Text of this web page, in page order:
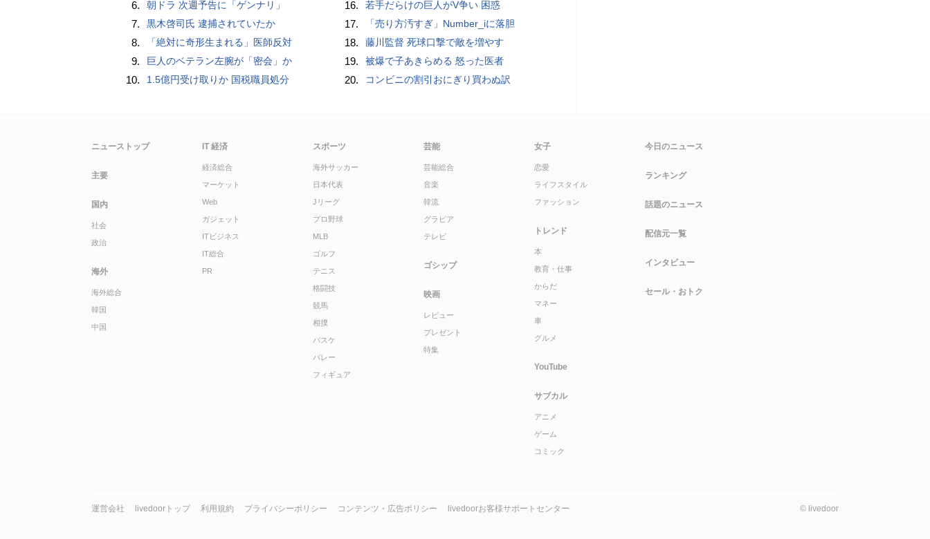
6. 朝ドラ 次週予告に「ゲンナリ」
7. 黒木啓司氏 逮捕されていたか
8. 「絶対に奇形生まれる」医師反対
9. 巨人のベテラン左腕が「密会」か
10. 1.5億円受け取りか 国税職員処分
16. 若手だらけの巨人がV争い 困惑
17. 「売り方汚すぎ」Number_iに落胆
18. 藤川監督 死球口撃で敵を増やす
19. 被爆で子あきらめる 怒った医者
20. コンビニの割引おにぎり買わぬ訳
ニューストップ
主要
国内
社会
政治
海外
海外総合
韓国
中国
IT 経済
経済総合
マーケット
Web
ガジェット
ITビジネス
IT総合
PR
スポーツ
海外サッカー
日本代表
Jリーグ
プロ野球
MLB
ゴルフ
テニス
格闘技
競馬
相撲
バスケ
バレー
フィギュア
芸能
芸能総合
音楽
韓流
グラビア
テレビ
ゴシップ
映画
レビュー
プレゼント
特集
女子
恋愛
ライフスタイル
ファッション
トレンド
本
教育・仕事
からだ
マネー
車
グルメ
YouTube
サブカル
アニメ
ゲーム
コミック
今日のニュース
ランキング
話題のニュース
配信元一覧
インタビュー
セール・おトク
運営会社 livedoorトップ 利用規約 プライバシーポリシー コンテンツ・広告ポリシー livedoorお客様サポートセンター © livedoor